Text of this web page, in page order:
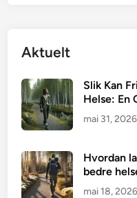
Aktuelt
Slik Kan
Helse: En
mai 31, 2026
Hvordan
bedre
mai 18, 2026